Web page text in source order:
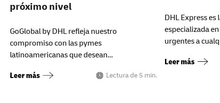
próximo nivel
GoGlobal by DHL refleja nuestro
compromiso con las pymes
latinoamericanas que desean
de un socio logístico integral.
Leer más Lectura de 5 min.
DHL Express es
especializada
urgentes a
Leer más